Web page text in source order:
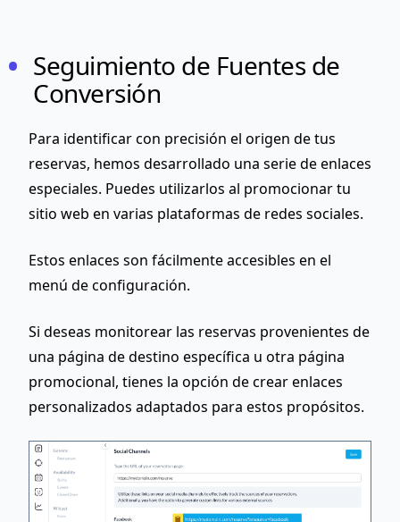
Seguimiento de Fuentes de
Conversión
Para identificar con precisión el origen de tus
reservas, hemos desarrollado una serie de enlaces
especiales. Puedes utilizarlos al promocionar tu
sitio web en varias plataformas de redes sociales.
Estos enlaces son fácilmente accesibles en el
menú de configuración.
Si deseas monitorear las reservas provenientes de
una página de destino específica u otra página
promocional, tienes la opción de crear enlaces
personalizados adaptados para estos propósitos.